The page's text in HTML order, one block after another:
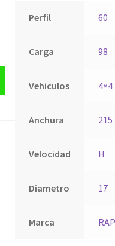
Perfil 60
Carga 98
Vehiculos 4×4
Anchura 215
Velocidad H
Diametro 17
Marca